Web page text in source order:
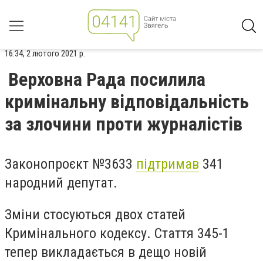
16:34, 2 лютого 2021 р.
Верховна Рада посилила
кримінальну відповідальність
за злочини проти журналістів
Законопроєкт №3633 підтримав 341
народний депутат.
Зміни стосуються двох статей
Кримінального кодексу. Стаття 345-1
тепер викладається в дещо новій